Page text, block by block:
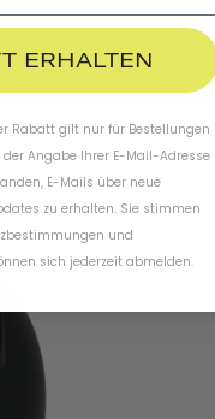
ERHALTEN
Rabatt gilt nur für Bestellungen
Angabe Ihrer E-Mail-Adresse
E-Mails über neue
zu erhalten. Sie stimmen
und
sich jederzeit abmelden.